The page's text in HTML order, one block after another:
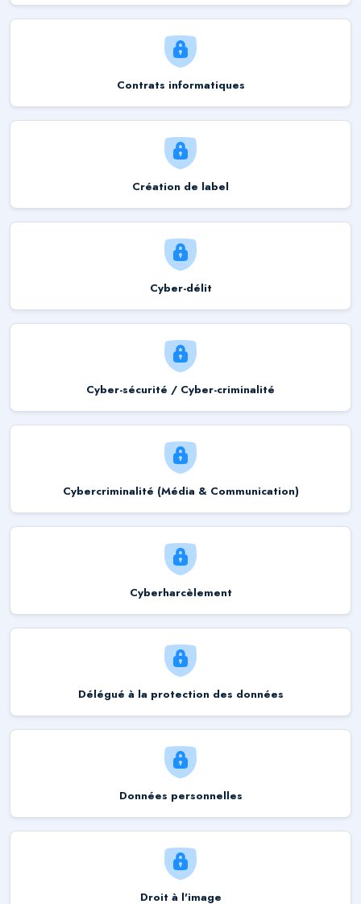
Contrats informatiques
Création de label
Cyber-délit
Cyber-sécurité / Cyber-criminalité
Cybercriminalité (Média & Communication)
Cyberharcèlement
Délégué à la protection des données
Données personnelles
Droit à l'image